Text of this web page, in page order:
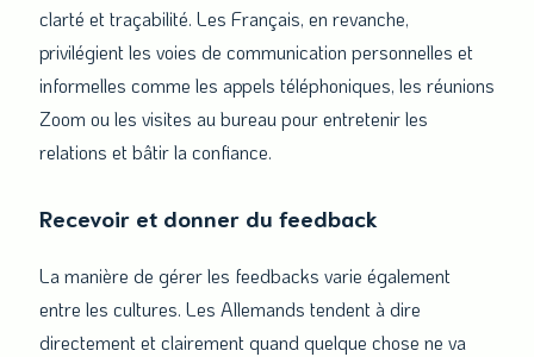
clarté et traçabilité. Les Français, en revanche,
privilégient les voies de communication personnelles et
informelles comme les appels téléphoniques, les réunions
Zoom ou les visites au bureau pour entretenir les
relations et bâtir la confiance.
Recevoir et donner du feedback
La manière de gérer les feedbacks varie également
entre les cultures. Les Allemands tendent à dire
directement et clairement quand quelque chose ne va